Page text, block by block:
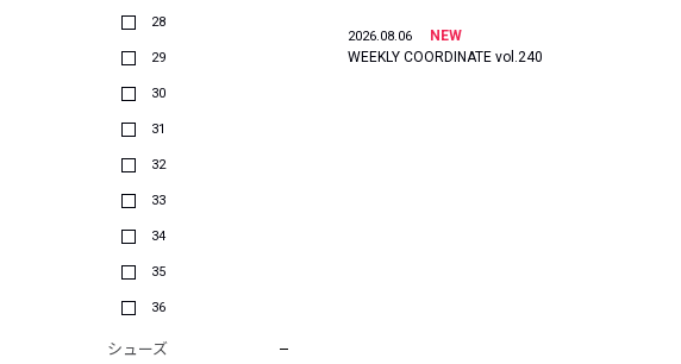
28
29
30
31
32
33
34
35
36
シューズ
2026.08.06
NEW
WEEKLY COORDINATE vol.240